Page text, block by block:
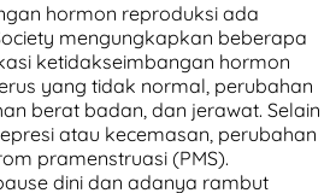
hormon reproduksi ada
mengungkapkan beberapa
ketidakseimbangan hormon
yang tidak normal, perubahan
berat badan, dan jerawat. Selain
atau kecemasan, perubahan
pramenstruasi (PMS).
dini dan adanya rambut